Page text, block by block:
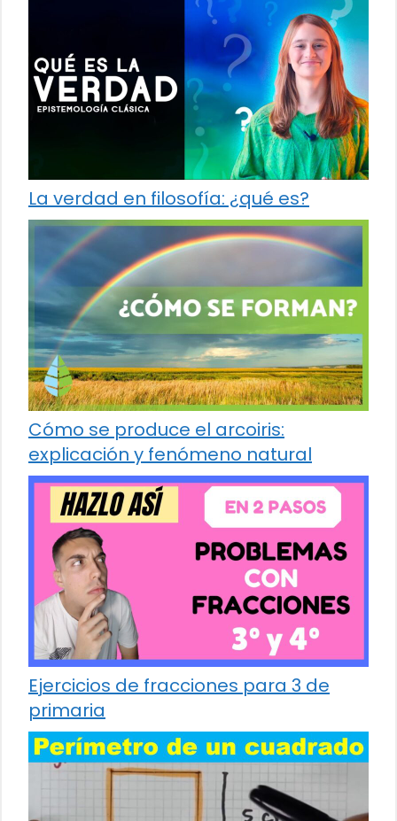
La verdad en filosofía: ¿qué es?
Cómo se produce el arcoiris:
explicación y fenómeno natural
Ejercicios de fracciones para 3 de
primaria